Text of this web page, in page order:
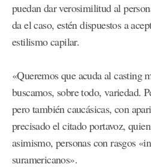
puedan dar verosimilitud al
da el caso, estén dispuestos a
estilismo capilar.
«Queremos que acuda al casting
buscamos, sobre todo, variedad.
pero también caucásicas, con
precisado el citado portavoz,
asimismo, personas con rasgos
suramericanos».